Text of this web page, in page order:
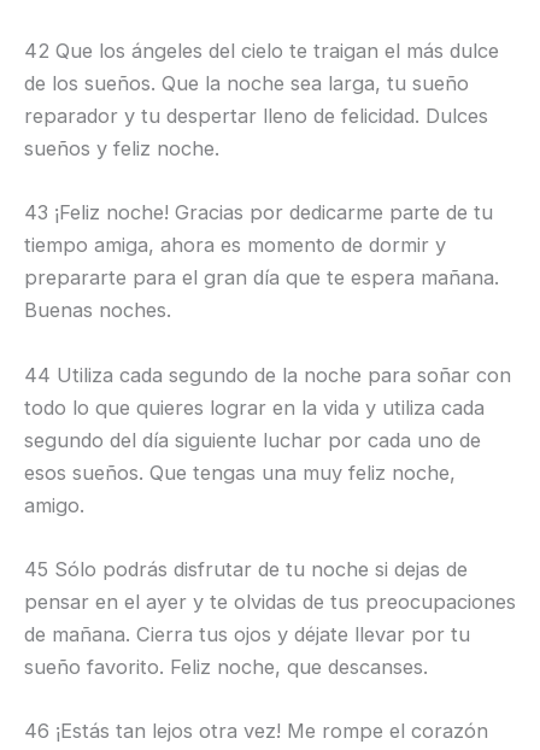
42 Que los ángeles del cielo te traigan el más dulce
de los sueños. Que la noche sea larga, tu sueño
reparador y tu despertar lleno de felicidad. Dulces
sueños y feliz noche.
43 ¡Feliz noche! Gracias por dedicarme parte de tu
tiempo amiga, ahora es momento de dormir y
prepararte para el gran día que te espera mañana.
Buenas noches.
44 Utiliza cada segundo de la noche para soñar con
todo lo que quieres lograr en la vida y utiliza cada
segundo del día siguiente luchar por cada uno de
esos sueños. Que tengas una muy feliz noche,
amigo.
45 Sólo podrás disfrutar de tu noche si dejas de
pensar en el ayer y te olvidas de tus preocupaciones
de mañana. Cierra tus ojos y déjate llevar por tu
sueño favorito. Feliz noche, que descanses.
46 ¡Estás tan lejos otra vez! Me rompe el corazón